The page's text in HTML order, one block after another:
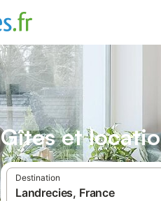
Gîtes et
Destination